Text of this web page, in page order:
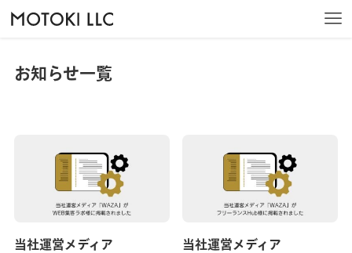
トップ お知らせ一覧
お知らせ一覧
当社運営メディア
当社運営メディア